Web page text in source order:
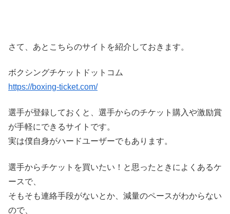
さて、あとこちらのサイトを紹介しておきます。
ボクシングチケットドットコム
https://boxing-ticket.com/
選手が登録しておくと、選手からのチケット購入や激励賞
が手軽にできるサイトです。
実は僕自身がハードユーザーでもあります。
選手からチケットを買いたい！と思ったときによくあるケ
ースで、
そもそも連絡手段がないとか、減量のペースがわからない
ので、